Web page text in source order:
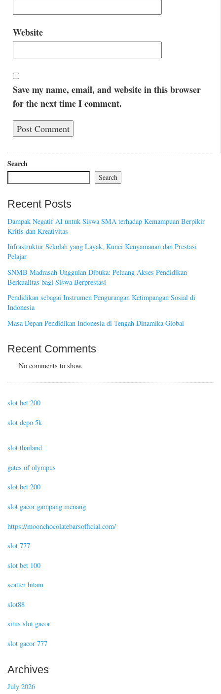
Website
Save my name, email, and website in this browser
for the next time I comment.
Search
Search
Recent Posts
Dampak Negatif AI untuk Siswa SMA terhadap Kemampuan Berpikir
Kritis dan Kreativitas
Infrastruktur Sekolah yang Layak, Kunci Kenyamanan dan Prestasi
Pelajar
SNMB Madrasah Unggulan Dibuka: Peluang Akses Pendidikan
Berkualitas bagi Siswa Berprestasi
Pendidikan sebagai Instrumen Pengurangan Ketimpangan Sosial di
Indonesia
Masa Depan Pendidikan Indonesia di Tengah Dinamika Global
Recent Comments
No comments to show.
slot bet 200
slot depo 5k
slot thailand
gates of olympus
slot bet 200
slot gacor gampang menang
https://moonchocolatebarsofficial.com/
slot 777
slot bet 100
scatter hitam
slot88
situs slot gacor
slot gacor 777
Archives
July 2026